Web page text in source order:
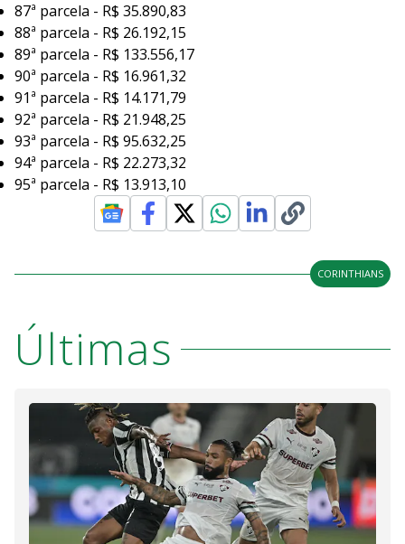
87ª parcela - R$ 35.890,83
88ª parcela - R$ 26.192,15
89ª parcela - R$ 133.556,17
90ª parcela - R$ 16.961,32
91ª parcela - R$ 14.171,79
92ª parcela - R$ 21.948,25
93ª parcela - R$ 95.632,25
94ª parcela - R$ 22.273,32
95ª parcela - R$ 13.913,10
CORINTHIANS
Últimas